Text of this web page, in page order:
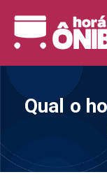
para
Qual o